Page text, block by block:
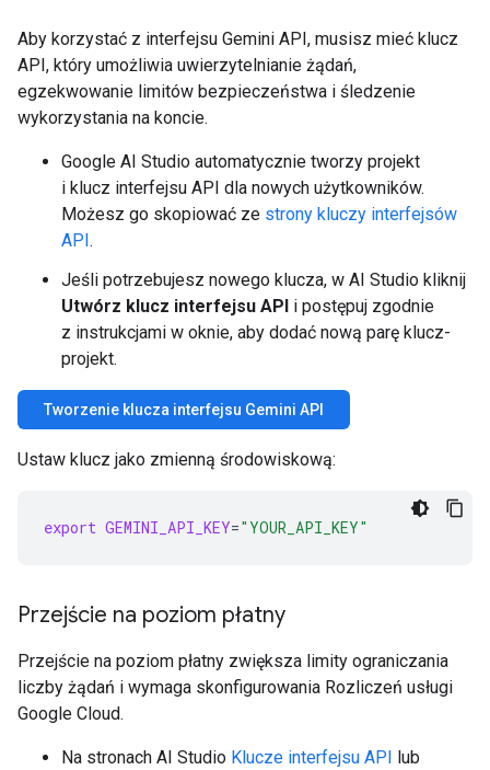
Aby korzystać z interfejsu Gemini API, musisz mieć klucz
API, który umożliwia uwierzytelnianie żądań,
egzekwowanie limitów bezpieczeństwa i śledzenie
wykorzystania na koncie.
Google AI Studio automatycznie tworzy projekt
i klucz interfejsu API dla nowych użytkowników.
Możesz go skopiować ze strony kluczy interfejsów
API.
Jeśli potrzebujesz nowego klucza, w AI Studio kliknij
Utwórz klucz interfejsu API i postępuj zgodnie
z instrukcjami w oknie, aby dodać nową parę klucz-
projekt.
Tworzenie klucza interfejsu Gemini API
Ustaw klucz jako zmienną środowiskową:
export GEMINI_API_KEY="YOUR_API_KEY"
Przejście na poziom płatny
Przejście na poziom płatny zwiększa limity ograniczania
liczby żądań i wymaga skonfigurowania Rozliczeń usługi
Google Cloud.
Na stronach AI Studio Klucze interfejsu API lub